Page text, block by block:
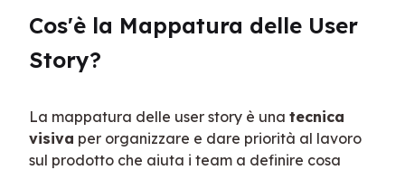
Cos'è la Mappatura delle User
Story?
La mappatura delle user story è una tecnica
visiva per organizzare e dare priorità al lavoro
sul prodotto che aiuta i team a definire cosa